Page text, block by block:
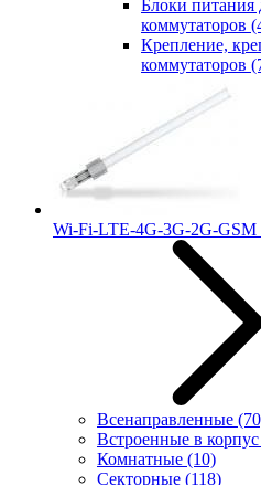
Блоки питания
коммутаторов
Крепление,
коммутаторов
Wi-Fi-LTE-4G-3G-2G-GSM
Всенаправленные
Встроенные в корпус
Комнатные (10)
Секторные (118)